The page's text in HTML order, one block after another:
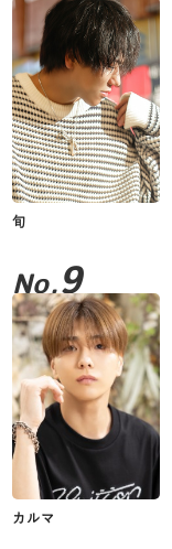
旬
No.9
カルマ